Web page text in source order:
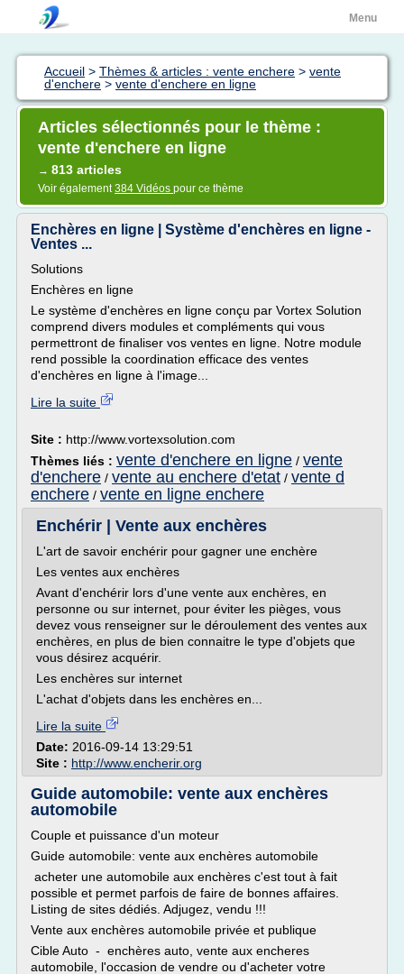
Menu
Accueil > Thèmes & articles : vente enchere > vente
d'enchere > vente d'enchere en ligne
Articles sélectionnés pour le thème :
vente d'enchere en ligne
→ 813 articles
Voir également384 Vidéos pour ce thème
Enchères en ligne | Système d'enchères en ligne -
Ventes ...
Solutions
Enchères en ligne
Le système d'enchères en ligne conçu par Vortex Solution
comprend divers modules et compléments qui vous
permettront de finaliser vos ventes en ligne. Notre module
rend possible la coordination efficace des ventes
d'enchères en ligne à l'image...
Lire la suite
Site : http://www.vortexsolution.com
Thèmes liés : vente d'enchere en ligne / vente
d'enchere / vente au enchere d'etat / vente d
enchere / vente en ligne enchere
Enchérir | Vente aux enchères
L'art de savoir enchérir pour gagner une enchère
Les ventes aux enchères
Avant d'enchérir lors d'une vente aux enchères, en
personne ou sur internet, pour éviter les pièges, vous
devez vous renseigner sur le déroulement des ventes aux
enchères, en plus de bien connaitre le type d'objets que
vous désirez acquérir.
Les enchères sur internet
L'achat d'objets dans les enchères en...
Lire la suite
Date: 2016-09-14 13:29:51
Site : http://www.encherir.org
Guide automobile: vente aux enchères
automobile
Couple et puissance d'un moteur
Guide automobile: vente aux enchères automobile
acheter une automobile aux enchères c'est tout à fait
possible et permet parfois de faire de bonnes affaires.
Listing de sites dédiés. Adjugez, vendu !!!
Vente aux enchères automobile privée et publique
Cible Auto - enchères auto, vente aux encheres
automobile, l'occasion de vendre ou d'acheter votre